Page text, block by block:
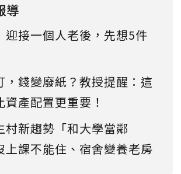
導
迎接一個人老後，先想5件
，錢變廢紙？教授提醒：這
資產配置更重要！
村新趨勢「和大學當鄰
上課不能住、宿舍變養老房